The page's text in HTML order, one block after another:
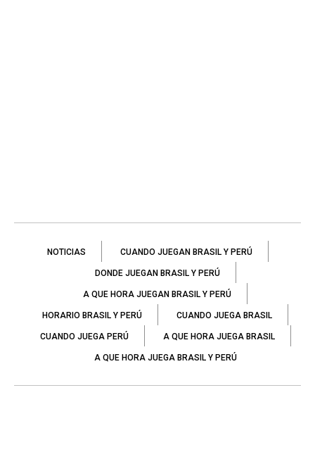
NOTICIAS CUANDO JUEGAN BRASIL Y PERÚ
DONDE JUEGAN BRASIL Y PERÚ
A QUE HORA JUEGAN BRASIL Y PERÚ
HORARIO BRASIL Y PERÚ CUANDO JUEGA BRASIL
CUANDO JUEGA PERÚ A QUE HORA JUEGA BRASIL
A QUE HORA JUEGA BRASIL Y PERÚ